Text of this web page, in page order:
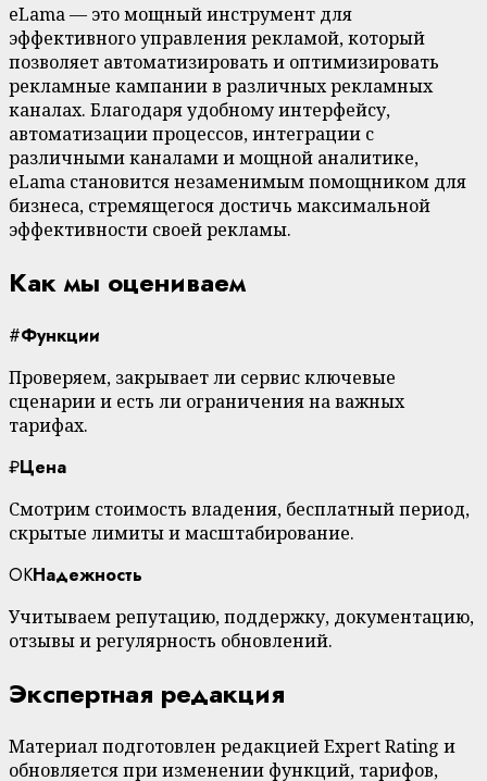
eLama — это мощный инструмент для
эффективного управления рекламой, который
позволяет автоматизировать и оптимизировать
рекламные кампании в различных рекламных
каналах. Благодаря удобному интерфейсу,
автоматизации процессов, интеграции с
различными каналами и мощной аналитике,
eLama становится незаменимым помощником для
бизнеса, стремящегося достичь максимальной
эффективности своей рекламы.
Как мы оцениваем
#Функции
Проверяем, закрывает ли сервис ключевые
сценарии и есть ли ограничения на важных
тарифах.
₽Цена
Смотрим стоимость владения, бесплатный период,
скрытые лимиты и масштабирование.
OKНадежность
Учитываем репутацию, поддержку, документацию,
отзывы и регулярность обновлений.
Экспертная редакция
Материал подготовлен редакцией Expert Rating и
обновляется при изменении функций, тарифов,